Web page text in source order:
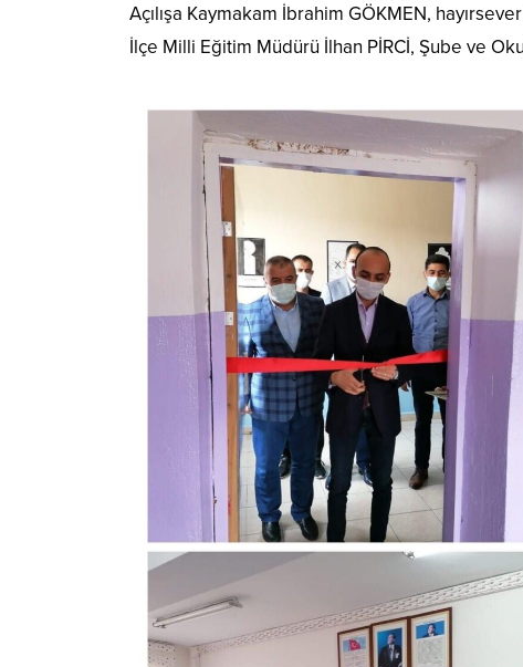
Açılışa Kaymakam İbrahim GÖKMEN,
İlçe Milli Eğitim Müdürü İlhan PİRCİ, Şube ve